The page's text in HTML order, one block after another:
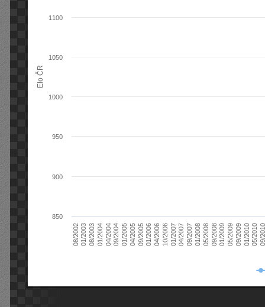
Elo ČR
08/200201/200308/200301/200404/200409/200401/200504/200509/200501/200604/200610/200601/200704/200709/200701/200805/200809/200801/200905/200909/200901/201005/201009/
900
950
1000
1050
1100
850